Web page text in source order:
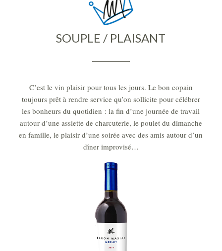
SOUPLE / PLAISANT
C’est le vin plaisir pour tous les jours. Le bon copain
toujours prêt à rendre service qu’on sollicite pour célébrer
les bonheurs du quotidien : la fin d’une journée de travail
autour d’une assiette de charcuterie, le poulet du dimanche
en famille, le plaisir d’une soirée avec des amis autour d’un
dîner improvisé…